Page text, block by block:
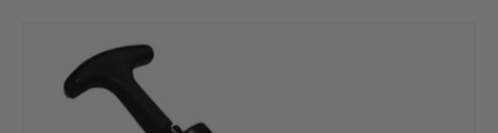
Passer aux informations produits